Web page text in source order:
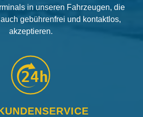
in unseren Fahrzeugen, die
gebührenfrei und kontaktlos,
akzeptieren.
24h